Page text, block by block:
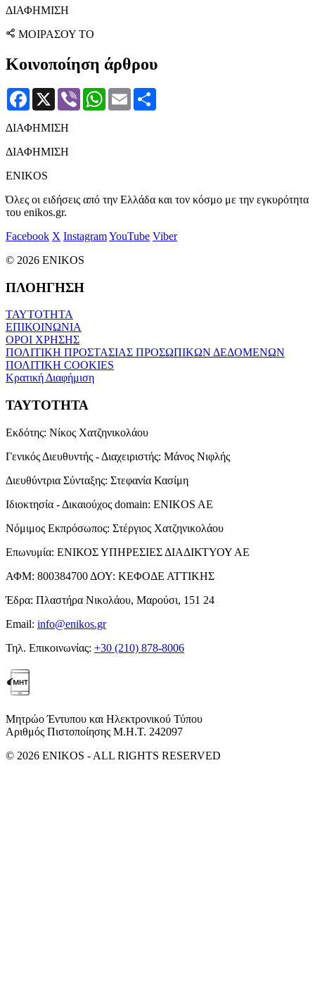
ΔΙΑΦΗΜΙΣΗ
ΜΟΙΡΑΣΟΥ ΤΟ
Κοινοποίηση άρθρου
Facebook
X Viber WhatsApp
Email
ΔΙΑΦΗΜΙΣΗ
ΔΙΑΦΗΜΙΣΗ
ENIKOS
Όλες οι ειδήσεις από την Ελλάδα και τον κόσμο με την εγκυρότητα
του enikos.gr.
Facebook X InstagramYouTube Viber
© 2026 ENIKOS
ΠΛΟΗΓΗΣΗ
ΤΑΥΤΟΤΗΤΑ
ΕΠΙΚΟΙΝΩΝΙΑ
ΟΡΟΙ ΧΡΗΣΗΣ
ΠΟΛΙΤΙΚΗ ΠΡΟΣΤΑΣΙΑΣ ΠΡΟΣΩΠΙΚΩΝ ΔΕΔΟΜΕΝΩΝ
ΠΟΛΙΤΙΚΗ COOKIES
Κρατική Διαφήμιση
ΤΑΥΤΟΤΗΤΑ
Εκδότης: Νίκος Χατζηνικολάου
Γενικός Διευθυντής - Διαχειριστής: Μάνος Νιφλής
Διευθύντρια Σύνταξης: Στεφανία Κασίμη
Ιδιοκτησία - Δικαιούχος domain: ENIKOS AE
Νόμιμος Εκπρόσωπος: Στέργιος Χατζηνικολάου
Επωνυμία: ΕΝΙΚΟΣ ΥΠΗΡΕΣΙΕΣ ΔΙΑΔΙΚΤΥΟΥ ΑΕ
ΑΦΜ: 800384700 ΔΟΥ: ΚΕΦΟΔΕ ΑΤΤΙΚΗΣ
Έδρα: Πλαστήρα Νικολάου, Μαρούσι, 151 24
Email: info@enikos.gr
Τηλ. Επικοινωνίας: +30 (210) 878-8006
Μητρώο Έντυπου και Ηλεκτρονικού Τύπου
Αριθμός Πιστοποίησης Μ.Η.Τ. 242097
© 2026 ENIKOS - ALL RIGHTS RESERVED